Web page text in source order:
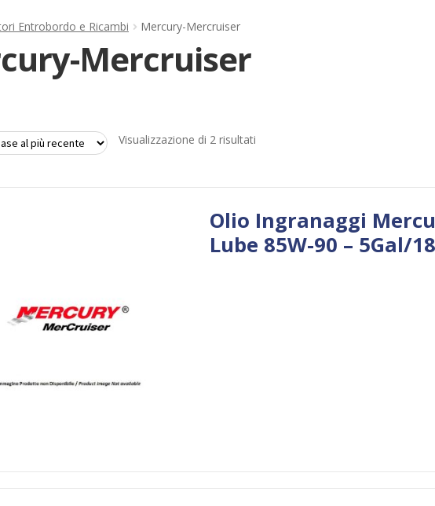
Entrobordo e Ricambi Mercury-Mercruiser
Mercruiser
Visualizzazione di 2 risultatiOrdina
al
recente
Olio Ingranaggi
Lube 85W-90 – 5Gal/